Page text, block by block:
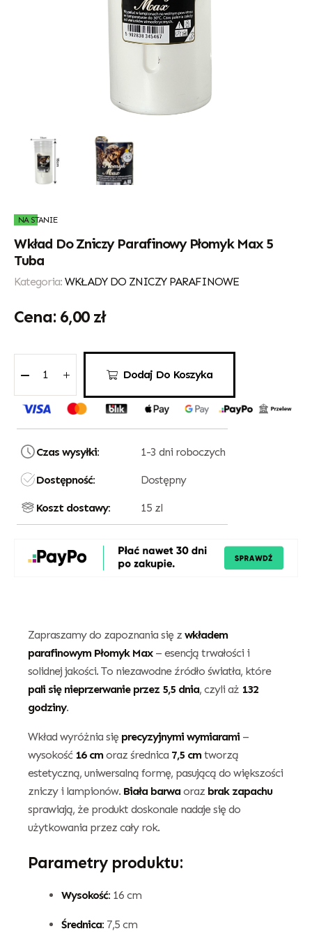
NA STANIE
Wkład Do Zniczy Parafinowy Płomyk Max 5
Tuba
Kategoria: WKŁADY DO ZNICZY PARAFINOWE
6,00 zł
Dodaj Do Koszyka
Czas wysyłki: 1-3 dni roboczych
Dostępność: Dostępny
Koszt dostawy: 15 zl
Zapraszamy do zapoznania się z wkładem
parafinowym Płomyk Max– esencją trwałości i
solidnej jakości. To niezawodne źródło światła, które
pali się nieprzerwanie przez 5,5 dnia, czyli aż 132
godziny.
Wkład wyróżnia się precyzyjnymi wymiarami –
wysokość 16 cmoraz średnica 7,5 cmtworzą
estetyczną, uniwersalną formę, pasującą do większości
zniczy i lampionów. Biała barwaoraz brak zapachu
sprawiają, że produkt doskonale nadaje się do
użytkowania przez cały rok.
Parametry produktu:
Wysokość: 16 cm
Średnica: 7,5 cm